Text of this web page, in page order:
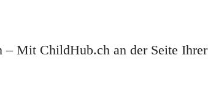
– Mit ChildHub.ch an der Seite Ihrer